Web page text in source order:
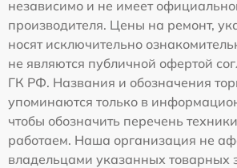
независимо и не имеет
производителя. Цены на ремонт,
носят исключительно
не являются публичной офертой
ГК РФ. Названия и обозначения
упоминаются только в
чтобы обозначить перечень
работаем. Наша организация не
владельцами указанных товарных